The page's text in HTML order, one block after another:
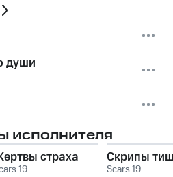
души
исполнителя
страха
19
Скрипы
Scars 19